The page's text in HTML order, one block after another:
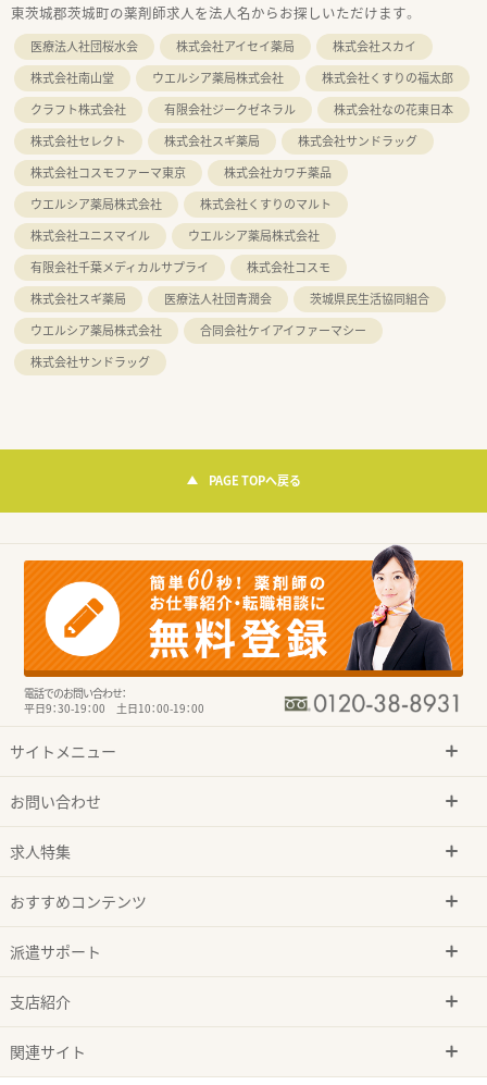
東茨城郡茨城町の薬剤師求人を法人名からお探しいただけます。
医療法人社団桜水会 株式会社アイセイ薬局
株式会社スカイ
株式会社南山堂
ウエルシア薬局株式会社
株式会社くすりの福太郎
クラフト株式会社
有限会社ジークゼネラル
株式会社なの花東日本
株式会社セレクト
株式会社スギ薬局
株式会社サンドラッグ
株式会社コスモファーマ東京
株式会社カワチ薬品
ウエルシア薬局株式会社
株式会社くすりのマルト
株式会社ユニスマイル
ウエルシア薬局株式会社
有限会社千葉メディカルサプライ
株式会社コスモ
株式会社スギ薬局
医療法人社団青潤会
茨城県民生活協同組合
ウエルシア薬局株式会社
合同会社ケイアイファーマシー
株式会社サンドラッグ
PAGE TOPへ戻る
電話でのお問い合わせ：
平日9：30-19：00 土日10：00-19：00
サイトメニュー
お問い合わせ
求人特集
おすすめコンテンツ
派遣サポート
支店紹介
関連サイト